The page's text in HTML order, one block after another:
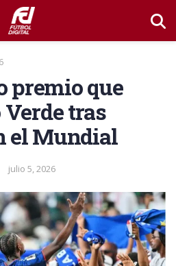
premio que
Verde tras
el Mundial
julio 5, 2026